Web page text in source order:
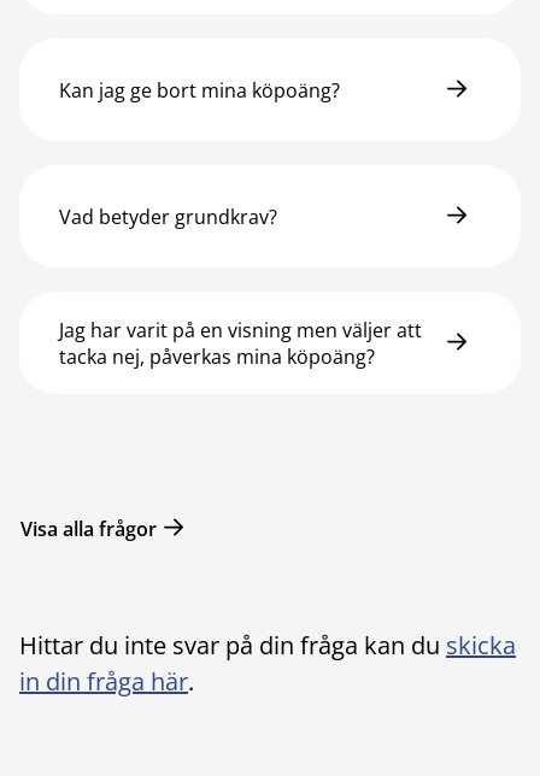
Kan jag ge bort mina köpoäng?
Vad betyder grundkrav?
Jag har varit på en visning men väljer att
tacka nej, påverkas mina köpoäng?
Visa alla frågor
Hittar du inte svar på din fråga kan du skicka
in din fråga här.